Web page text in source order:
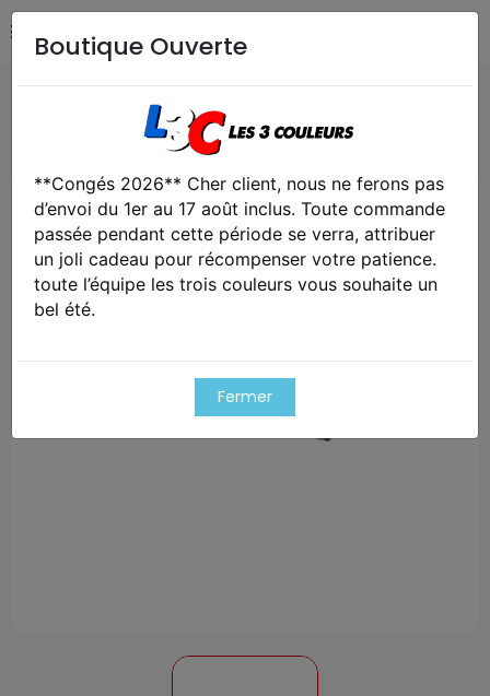
Airsoft / Paintball
Ceinture holster sous chemise - king cobra
Exclusivité web !
Boutique Ouverte
**Congés 2026** Cher client, nous ne ferons pas
d’envoi du 1er au 17 août inclus. Toute commande
passée pendant cette période se verra, attribuer
un joli cadeau pour récompenser votre patience.
toute l’équipe les trois couleurs vous souhaite un
bel été.
Fermer